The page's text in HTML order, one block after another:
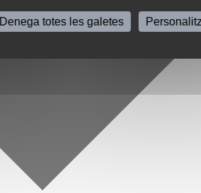
Denega totes les galetes